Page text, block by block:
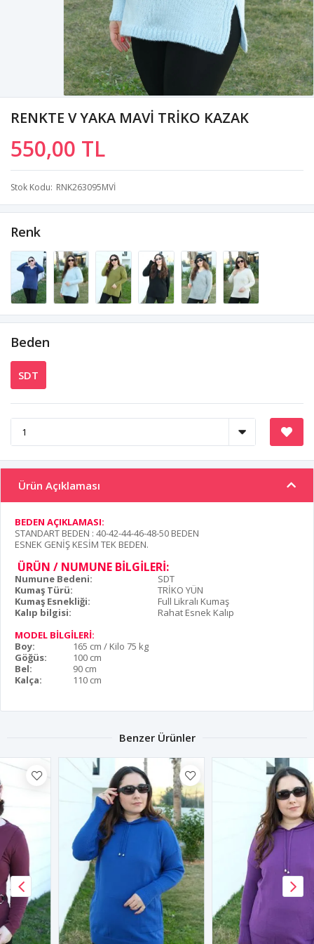
RENKTE V YAKA MAVİ TRİKO KAZAK
550,00 TL
Stok Kodu RNK263095MVİ
Renk
Beden
SDT
Ürün Açıklaması
BEDEN AÇIKLAMASI:
STANDART BEDEN : 40-42-44-46-48-50 BEDEN
ESNEK GENİŞ KESİM TEK BEDEN.
ÜRÜN / NUMUNE BİLGİLERİ:
Numune Bedeni:
SDT
Kumaş Türü:
TRİKO YÜN
Kumaş Esnekliği:
Full Likralı Kumaş
Kalıp bilgisi:
Rahat Esnek Kalıp
MODEL BİLGİLERİ:
Boy:
165 cm / Kilo 75 kg
Göğüs:
100 cm
Bel:
90 cm
Kalça:
110 cm
Benzer Ürünler